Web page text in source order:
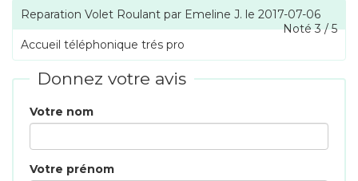
Reparation Volet Roulant par Emeline J. le 2017-07-06
Noté3/5
Accueil téléphonique trés pro
Donnez votre avis
Votre nom
Votre prénom